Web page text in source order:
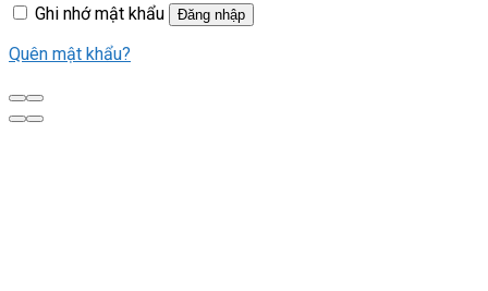
Ghi nhớ mật khẩu
Đăng nhập
Quên mật khẩu?